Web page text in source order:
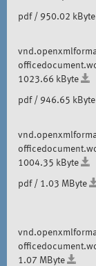
pdf / 950.02 kByte
1023.66 kByte
pdf / 946.65 kByte
1004.35 kByte
pdf / 1.03 MByte
1.07 MByte